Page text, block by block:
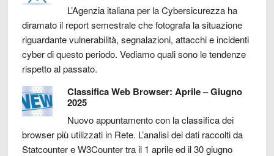
L’Agenzia italiana per la Cybersicurezza ha
diramato il report semestrale che fotografa la situazione
riguardante vulnerabilità, segnalazioni, attacchi e incidenti
cyber di questo periodo. Vediamo quali sono le tendenze
rispetto al passato.
Classifica Web Browser: Aprile – Giugno
2025
Nuovo appuntamento con la classifica dei
browser più utilizzati in Rete. L’analisi dei dati raccolti da
Statcounter e W3Counter tra il 1 aprile ed il 30 giugno